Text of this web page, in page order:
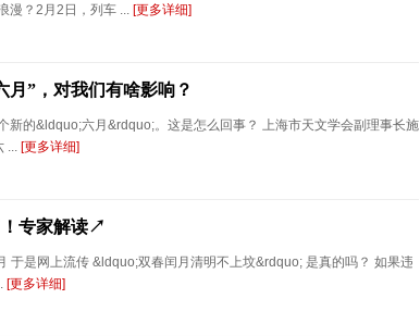
漫？2月2日，列车 ... [更多详细]
月”，对我们有啥影响？
新的&ldquo;六月&rdquo;。这是怎么回事？ 上海市天文学会副理事长施
... [更多详细]
！专家解读↗
于是网上流传 &ldquo;双春闰月清明不上坟&rdquo; 是真的吗？ 如果违
[更多详细]